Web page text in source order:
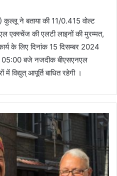
कुल्लू ने बताया की 11/0.415 वोल्ट
की एलटी लाइनों की मुरम्मत,
के लिए दिनांक 15 दिसम्बर 2024
05:00 बजे नजदीक बीएसएनएल
विद्युत् आपूर्ति बाधित रहेगी ।